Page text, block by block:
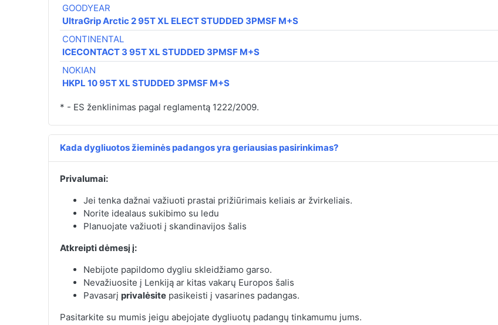
GOODYEAR
UltraGrip Arctic 2 95T XL ELECT STUDDED 3PMSF M+S
CONTINENTAL
ICECONTACT 3 95T XL STUDDED 3PMSF M+S
NOKIAN
HKPL 10 95T XL STUDDED 3PMSF M+S
* - ES ženklinimas pagal reglamentą 1222/2009.
Kada dygliuotos žieminės padangos yra geriausias pasirinkimas?
Privalumai:
Jei tenka dažnai važiuoti prastai prižiūrimais keliais ar žvirkeliais.
Norite idealaus sukibimo su ledu
Planuojate važiuoti į skandinavijos šalis
Atkreipti dėmesį į:
Nebijote papildomo dygliu skleidžiamo garso.
Nevažiuosite į Lenkiją ar kitas vakarų Europos šalis
Pavasarį privalėsitepasikeisti į vasarines padangas.
Pasitarkite su mumis jeigu abejojate dygliuotų padangų tinkamumu jums.